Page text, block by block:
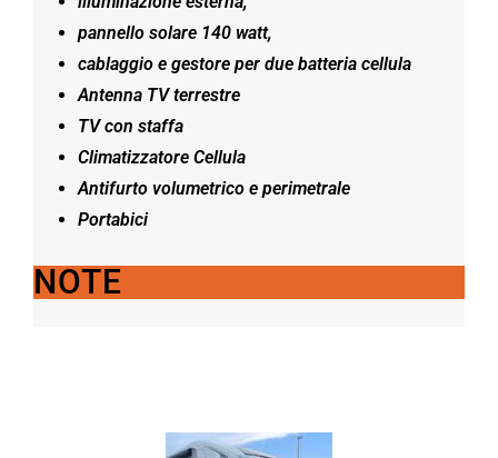
pannello solare 140 watt,
cablaggio e gestore per due batteria cellula
Antenna TV terrestre
TV con staffa
Climatizzatore Cellula
Antifurto volumetrico e perimetrale
Portabici
NOTE